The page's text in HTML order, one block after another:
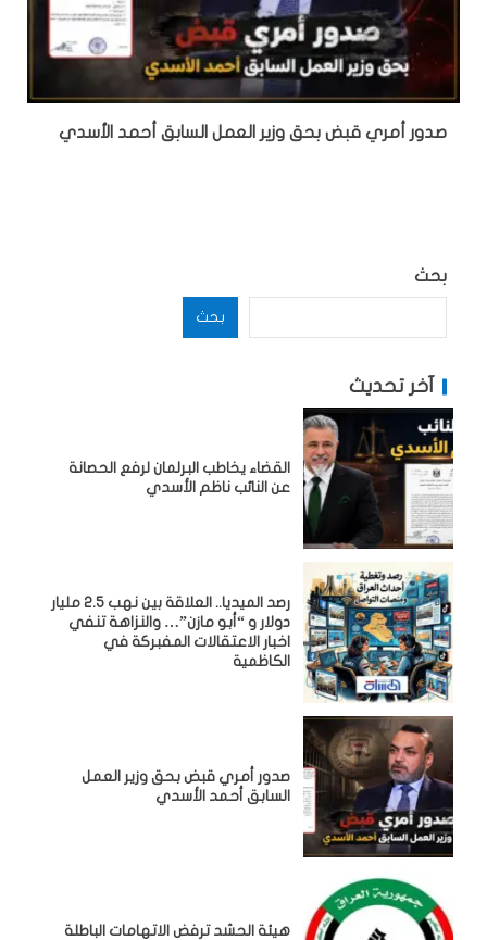
صدور أمري قبض بحق وزير العمل السابق أحمد الأسدي
بحث
بحث
آخر تحديث
القضاء يخاطب البرلمان لرفع الحصانة
عن النائب ناظم الأسدي
رصد الميديا.. العلاقة بين نهب 2.5 مليار
دولار و “أبو مازن”… والنزاهة تنفي
اخبار الاعتقالات المفبركة في
الكاظمية
صدور أمري قبض بحق وزير العمل
السابق أحمد الأسدي
هيئة الحشد ترفض الاتهامات الباطلة